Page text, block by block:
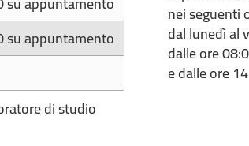
su appuntamento
di studio
nei seguenti
dal lunedì al
dalle ore
e dalle ore